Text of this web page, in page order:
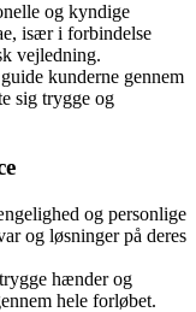
og kyndige
især i forbindelse
vejledning.
kunderne gennem
sig trygge og
og personlige
og løsninger på deres
hænder og
hele forløbet.